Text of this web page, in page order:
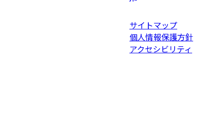
サイトマップ
個人情報保護方針
アクセシビリティ